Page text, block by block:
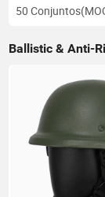
50 Conjuntos
Ballistic & Anti-